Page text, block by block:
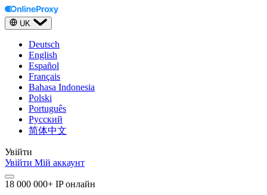
UK
Deutsch
English
Español
Français
Bahasa Indonesia
Polski
Português
Русский
简体中文
Увійти
Увійти Мій аккаунт
18 000 000+ IP онлайн